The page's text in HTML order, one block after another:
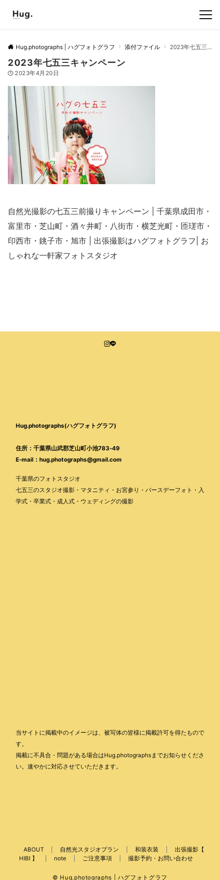
Hug.photographs | ハグフォトグラフ 添付ファイル 2023年七五三キャンペーン
2023年七五三キャンペーン
2023年4月20日
自然光撮影の七五三前撮りキャンペーン | 千葉県成田市・
富里市・芝山町・酒々井町・八街市・横芝光町・匝瑳市・
印西市・銚子市・旭市 | 出張撮影はハグフォトグラフ| お
しゃれな一軒家フォトスタジオ
Hug.photographs(ハグフォトグラフ)
住所：千葉県山武郡芝山町小池783-49
E-mail：hug.photographs@gmail.com
千葉県のフォトスタジオ
七五三のスタジオ撮影・マタニティ・お宮参り・バースデーフォト・入
学式・卒業式・成人式・ウェディングの撮影
当サイトに掲載中のイメージは、被写体の皆様に掲載許可を得たもので
す。
掲載に不具合・問題がある場合はHug.photographsまでお知らせくださ
い。速やかに対応させていただきます。
ABOUT 自然光スタジオプラン 和装衣装
出張撮影【
HIBI 】
note ご注意事項 撮影予約・お問い合わせ
© Hug.photographs | ハグフォトグラフ